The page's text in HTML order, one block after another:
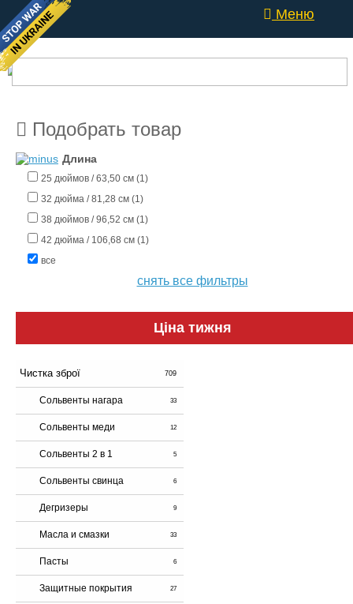
Меню
Подобрать товар
Длина
25 дюймов / 63,50 см (1)
32 дюйма / 81,28 см (1)
38 дюймов / 96,52 см (1)
42 дюйма / 106,68 см (1)
все
снять все фильтры
Ціна тижня
Чистка зброї 709
Сольвенты нагара 33
Сольвенты меди 12
Сольвенты 2 в 1 5
Сольвенты свинца 6
Дегризеры 9
Масла и смазки 33
Пасты 6
Защитные покрытия 27